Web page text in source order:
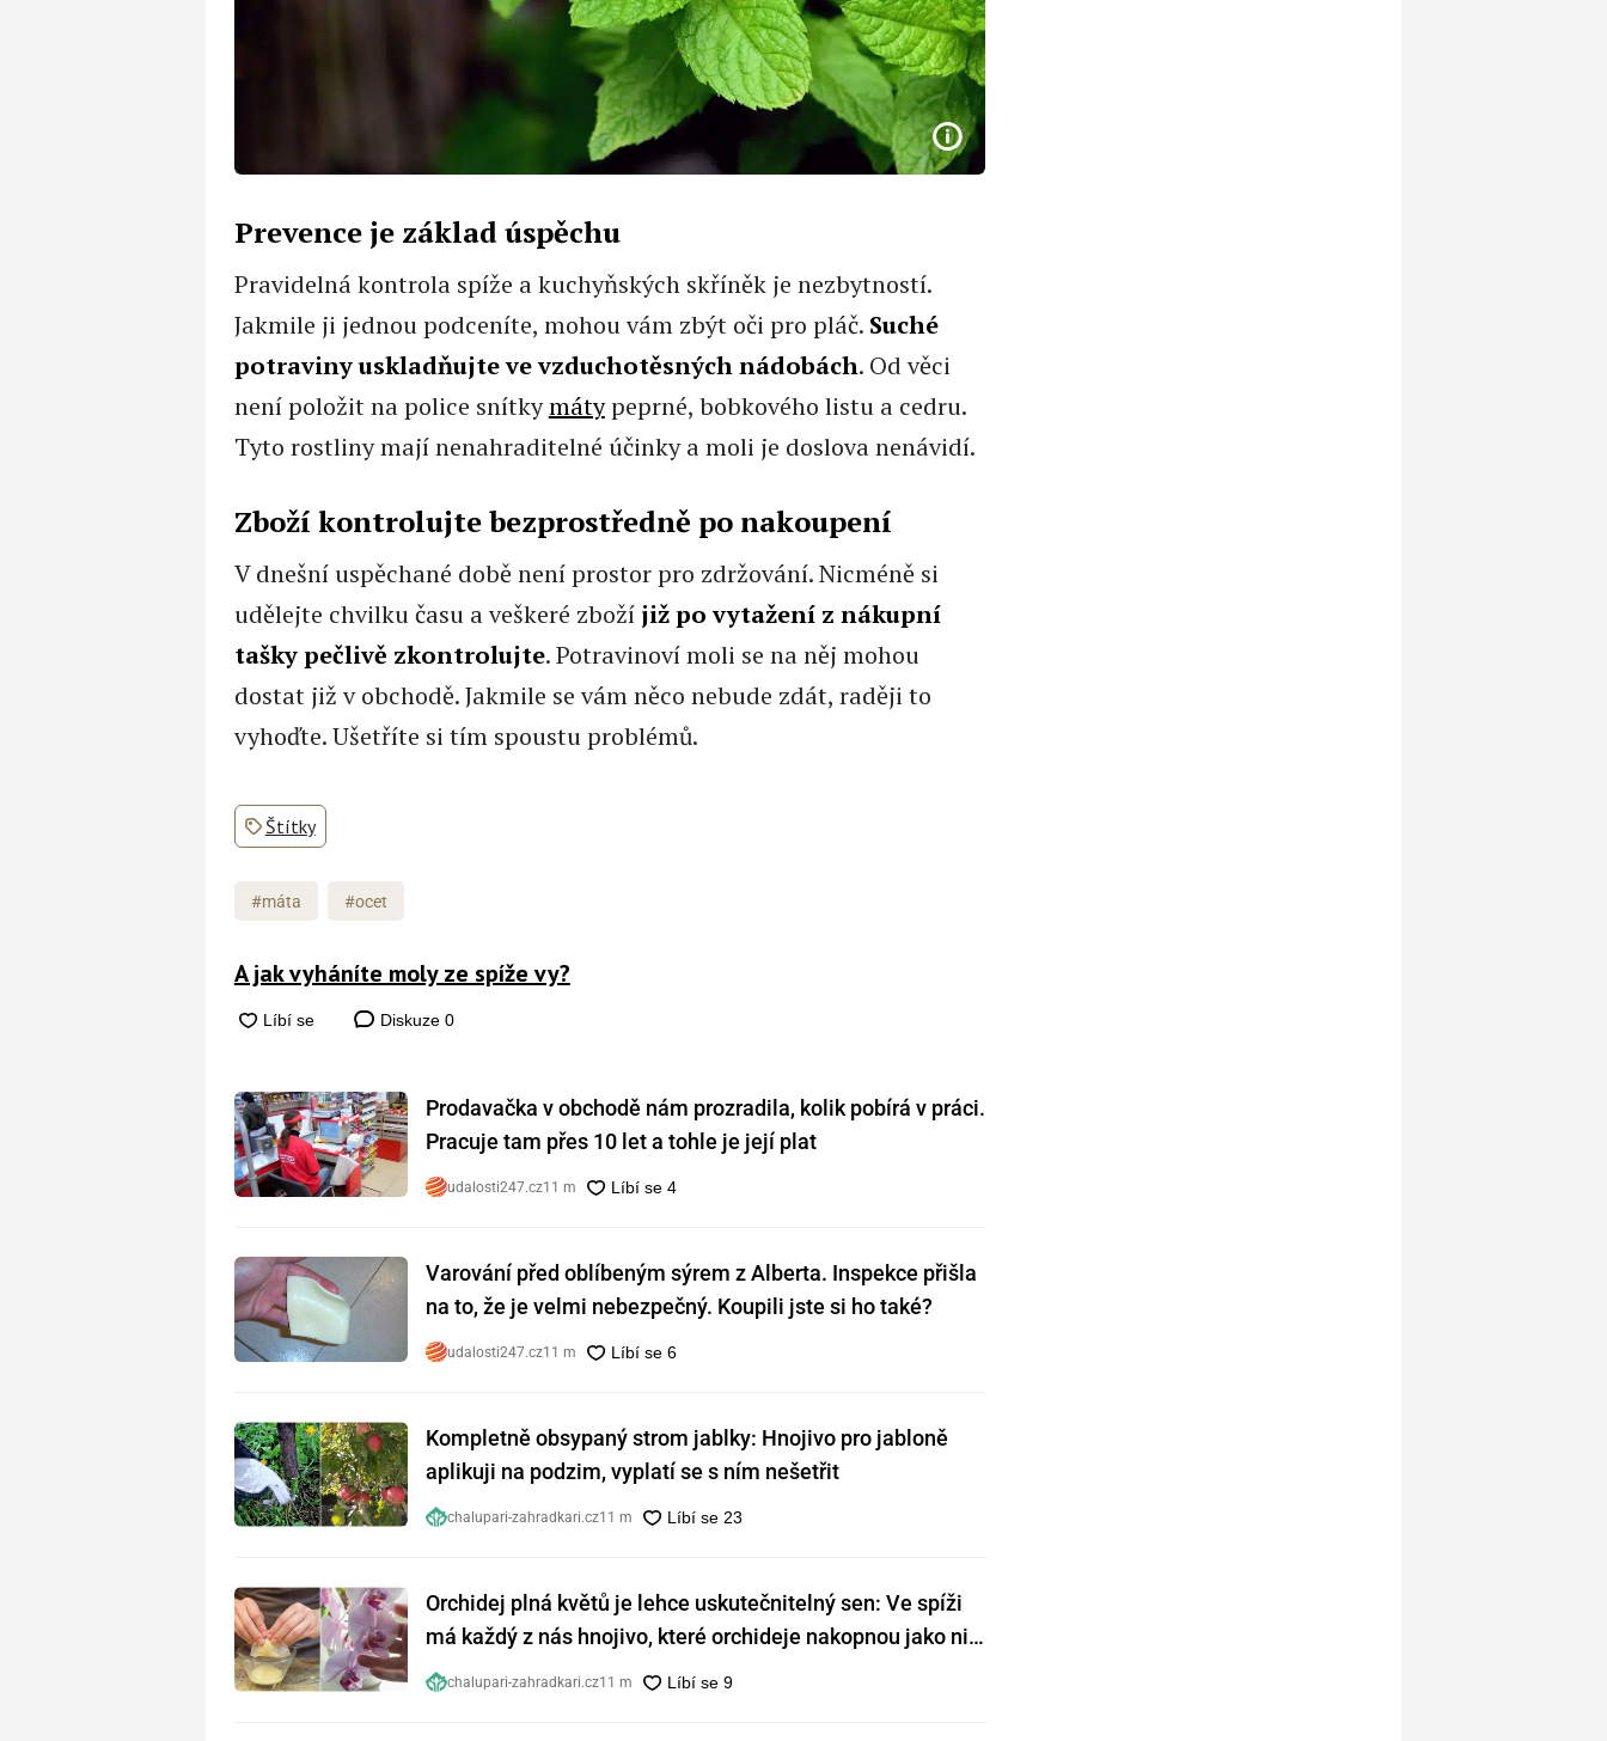
Prevence je základ úspěchu
Pravidelná kontrola spíže a kuchyňských skříněk je nezbytností.
Jakmile ji jednou podceníte, mohou vám zbýt oči pro pláč. Suché
potraviny uskladňujte ve vzduchotěsných nádobách. Od věci
není položit na police snítkymátypeprné, bobkového listu a cedru.
Tyto rostliny mají nenahraditelné účinky a moli je doslova nenávidí.
Zboží kontrolujte bezprostředně po nakoupení
V dnešní uspěchané době není prostor pro zdržování. Nicméně si
udělejte chvilku času a veškeré zboží již po vytažení z nákupní
tašky pečlivě zkontrolujte. Potravinoví moli se na něj mohou
dostat již v obchodě. Jakmile se vám něco nebude zdát, raději to
vyhoďte. Ušetříte si tím spoustu problémů.
Štítky
#máta #ocet
A jak vyháníte moly ze spíže vy?
Diskuze 0
Prodavačka v obchodě nám prozradila, kolik pobírá v práci.
Pracuje tam přes 10 let a tohle je její plat
udalosti247.cz11 m
Varování před oblíbeným sýrem z Alberta. Inspekce přišla
na to, že je velmi nebezpečný. Koupili jste si ho také?
udalosti247.cz11 m
Kompletně obsypaný strom jablky: Hnojivo pro jabloně
aplikuji na podzim, vyplatí se s ním nešetřit
chalupari-zahradkari.cz11 m
Orchidej plná květů je lehce uskutečnitelný sen: Ve spíži
má každý z nás hnojivo, které orchideje nakopnou jako nic
předtím
chalupari-zahradkari.cz11 m